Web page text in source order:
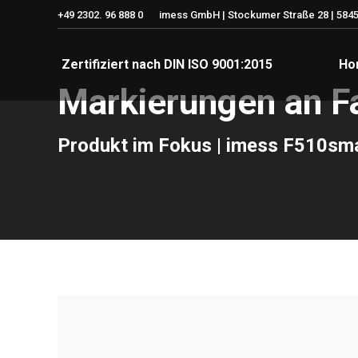
+49 2302. 96 888 0 imess GmbH | Stockumer Straße 28 |
Zertifiziert nach DIN ISO 9001:2015
Markierungen an
Produkt im Fokus | imess